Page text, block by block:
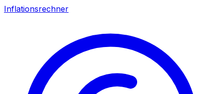
Inflationsrechner